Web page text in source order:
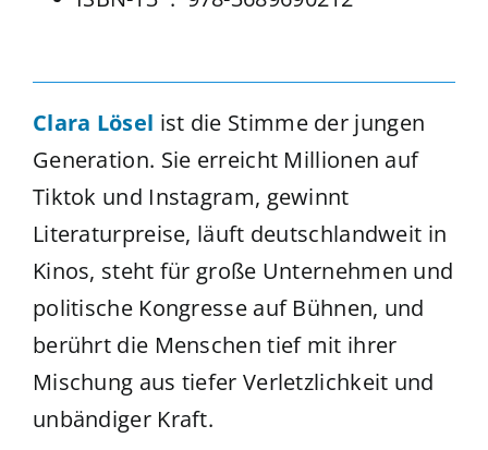
Clara Lösel ist die Stimme der jungen
Generation. Sie erreicht Millionen auf
Tiktok und Instagram, gewinnt
Literaturpreise, läuft deutschlandweit in
Kinos, steht für große Unternehmen und
politische Kongresse auf Bühnen, und
berührt die Menschen tief mit ihrer
Mischung aus tiefer Verletzlichkeit und
unbändiger Kraft.